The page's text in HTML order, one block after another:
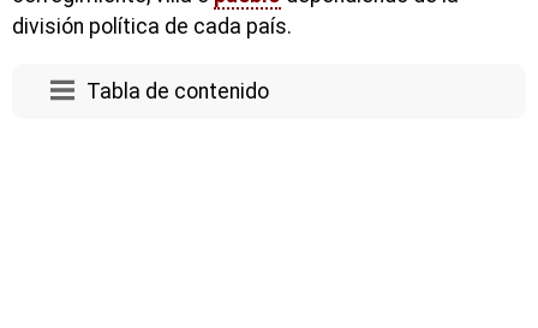
división política de cada país.
Tabla de contenido